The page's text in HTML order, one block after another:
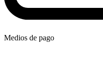
Medios de pago